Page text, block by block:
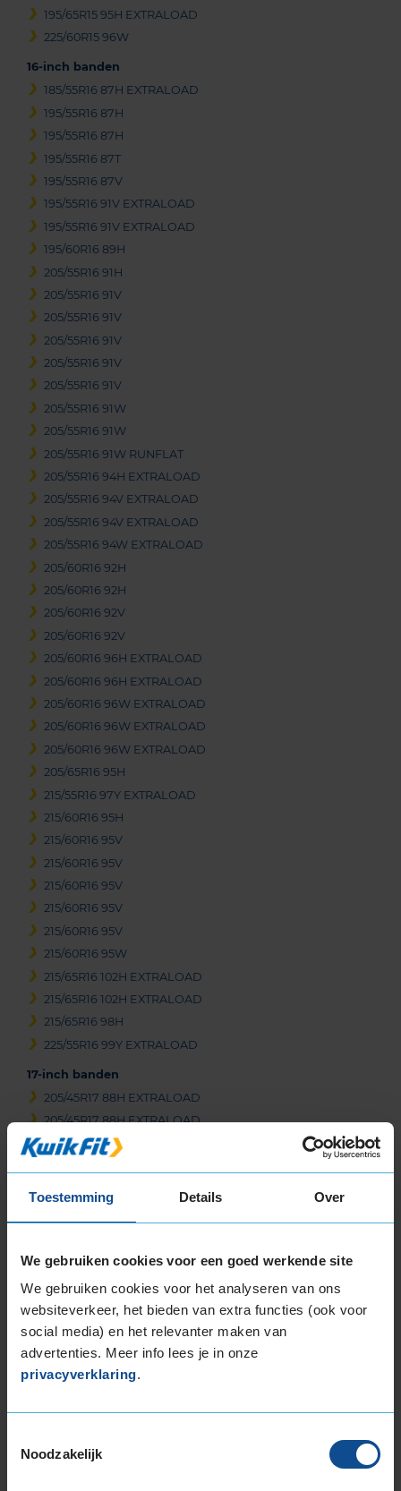
Toestemming Details Over
We gebruiken cookies voor een goed werkende site
We gebruiken cookies voor het analyseren van ons
websiteverkeer, het bieden van extra functies (ook voor
social media) en het relevanter maken van
advertenties. Meer info lees je in onze
privacyverklaring.
Noodzakelijk
195/65R15 95H EXTRALOAD
225/60R15 96W
16-inch banden
185/55R16 87H EXTRALOAD
195/55R16 87H
195/55R16 87H
195/55R16 87T
195/55R16 87V
195/55R16 91V EXTRALOAD
195/55R16 91V EXTRALOAD
195/60R16 89H
205/55R16 91H
205/55R16 91V
205/55R16 91V
205/55R16 91V
205/55R16 91V
205/55R16 91V
205/55R16 91W
205/55R16 91W
205/55R16 91W RUNFLAT
205/55R16 94H EXTRALOAD
205/55R16 94V EXTRALOAD
205/55R16 94V EXTRALOAD
205/55R16 94W EXTRALOAD
205/60R16 92H
205/60R16 92H
205/60R16 92V
205/60R16 92V
205/60R16 96H EXTRALOAD
205/60R16 96H EXTRALOAD
205/60R16 96W EXTRALOAD
205/60R16 96W EXTRALOAD
205/60R16 96W EXTRALOAD
205/65R16 95H
215/55R16 97Y EXTRALOAD
215/60R16 95H
215/60R16 95V
215/60R16 95V
215/60R16 95V
215/60R16 95V
215/60R16 95V
215/60R16 95W
215/65R16 102H EXTRALOAD
215/65R16 102H EXTRALOAD
215/65R16 98H
225/55R16 99Y EXTRALOAD
17-inch banden
205/45R17 88H EXTRALOAD
205/45R17 88H EXTRALOAD
205/45R17 88V EXTRALOAD
205/55R17 91V
205/55R17 91W
205/55R17 95H EXTRALOAD
205/55R17 95H EXTRALOAD
215/40R17 87V EXTRALOAD
215/55R17 94V
215/55R17 94V